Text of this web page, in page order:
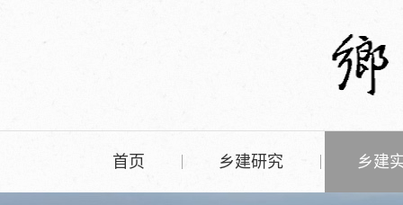
首页 乡建研究 乡建